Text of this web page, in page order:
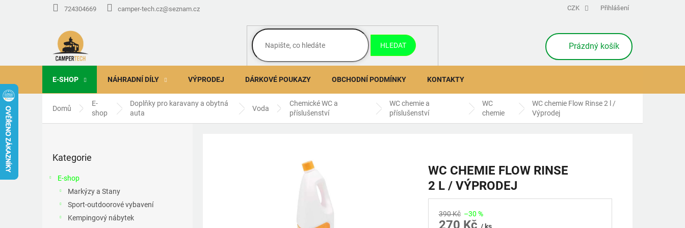
724304669 camper-tech.cz@seznam.cz CZK Přihlášení
HLEDAT
NÁKUPNÍ
KOŠÍK
Prázdný košík
E-SHOP NÁHRADNÍ DÍLY VÝPRODEJ DÁRKOVÉ POUKAZY OBCHODNÍ PODMÍNKY KONTAKTY
Domů
E-
shop
Doplňky pro karavany a obytná
auta
Voda
Chemické WC a
příslušenství
WC chemie a
příslušenství
WC
chemie
WC chemie Flow Rinse 2 l /
Výprodej
kategorie
Kategorie
E-shop
Markýzy a Stany
Sport-outdoorové vybavení
Kempingový nábytek
WC CHEMIE FLOW RINSE
2 L / VÝPRODEJ
390 Kč –30 %
270 Kč